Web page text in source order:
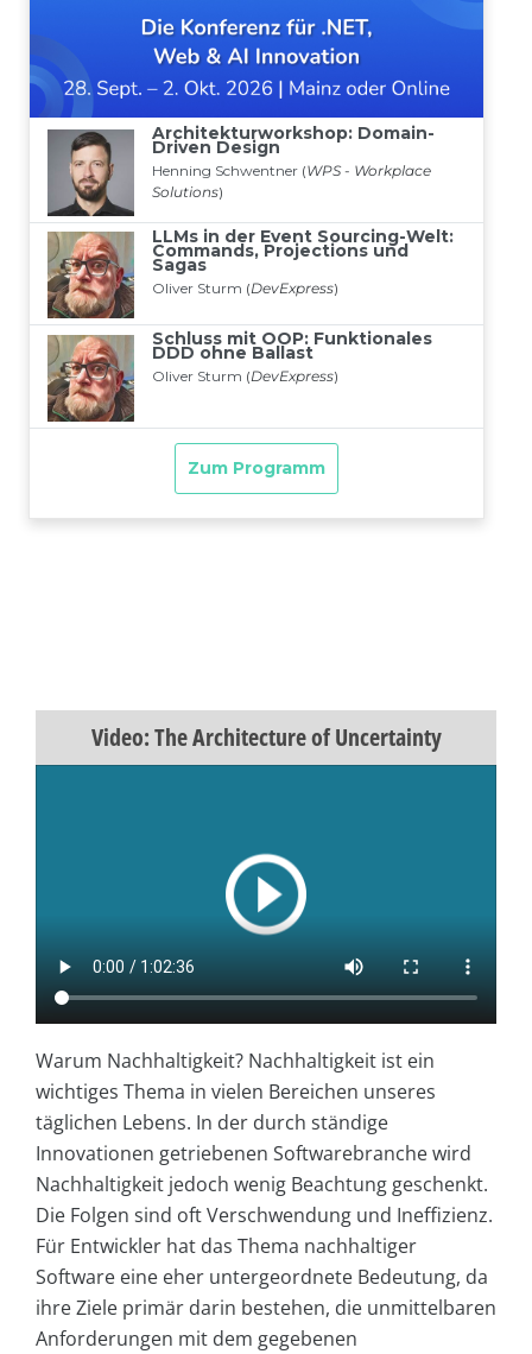
Video: The Architecture of Uncertainty
Warum Nachhaltigkeit? Nachhaltigkeit ist ein
wichtiges Thema in vielen Bereichen unseres
täglichen Lebens. In der durch ständige
Innovationen getriebenen Softwarebranche wird
Nachhaltigkeit jedoch wenig Beachtung geschenkt.
Die Folgen sind oft Verschwendung und Ineffizienz.
Für Entwickler hat das Thema nachhaltiger
Software eine eher untergeordnete Bedeutung, da
ihre Ziele primär darin bestehen, die unmittelbaren
Anforderungen mit dem gegebenen